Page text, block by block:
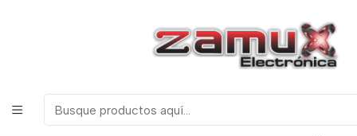
ELECTRONICOS, ROBOTICA & TECNOLOGIA
Productos
Semiconductores
74123 Multivibrador